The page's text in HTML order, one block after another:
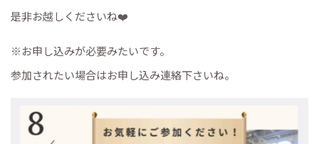
是非お越しくださいね❤️
※お申し込みが必要みたいです。
参加されたい場合はお申し込み連絡下さいね。